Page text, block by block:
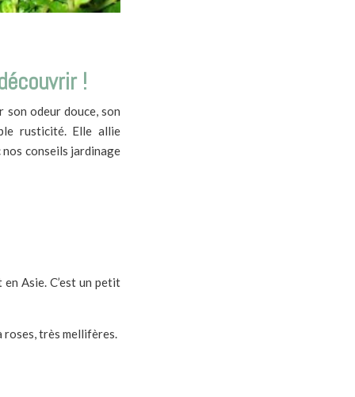
!
odeur douce, son
rusticité. Elle allie
conseils jardinage
Asie. C’est un petit
roses, très mellifères.